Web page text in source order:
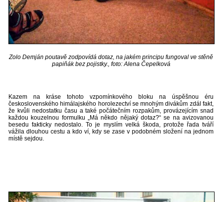
Zolo Demján poutavě zodpovídá dotaz, na jakém principu fungoval ve stěně
papiňák bez pojistky., foto: Alena Čepelková
Kazem na kráse tohoto vzpomínkového bloku na úspěšnou éru
československého himálajského horolezectví se mnohým divákům zdál fakt,
že kvůli nedostatku času a také počátečním rozpakům, provázejícím snad
každou kouzelnou formulku „Má někdo nějaký dotaz?“ se na avizovanou
besedu fakticky nedostalo. To je myslím velká škoda, protože řada tváří
vážila dlouhou cestu a kdo ví, kdy se zase v podobném složení na jednom
místě sejdou.